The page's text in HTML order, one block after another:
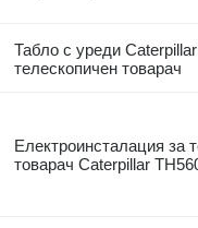
Табло с уреди
телескопичен товарач
Електроинсталация за
товарач Caterpillar